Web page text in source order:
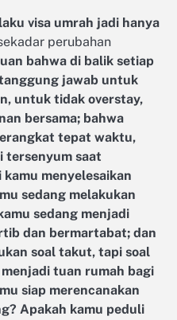
visa umrah jadi hanya
perubahan
bahwa di balik setiap
jawab untuk
untuk tidak overstay,
bersama; bahwa
tepat waktu,
tersenyum saat
kamu menyelesaikan
sedang melakukan
sedang menjadi
dan bermartabat; dan
soal takut, tapi soal
tuan rumah bagi
siap merencanakan
Apakah kamu peduli